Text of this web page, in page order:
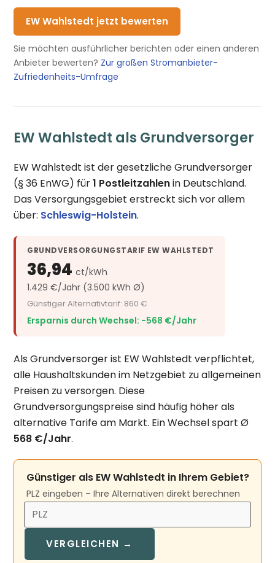
EW Wahlstedt jetzt bewerten
Sie möchten ausführlicher berichten oder einen anderen
Anbieter bewerten? Zur großen Stromanbieter-
Zufriedenheits-Umfrage
EW Wahlstedt als Grundversorger
EW Wahlstedt ist der gesetzliche Grundversorger
(§ 36 EnWG) für1 Postleitzahlenin Deutschland.
Das Versorgungsgebiet erstreckt sich vor allem
über: Schleswig-Holstein.
GRUNDVERSORGUNGSTARIF EW WAHLSTEDT
36,94ct/kWh
1.429 €/Jahr (3.500 kWh Ø)
Günstiger Alternativtarif: 860 €
Ersparnis durch Wechsel: −568 €/Jahr
Als Grundversorger ist EW Wahlstedt verpflichtet,
alle Haushaltskunden im Netzgebiet zu allgemeinen
Preisen zu versorgen. Diese
Grundversorgungspreise sind häufig höher als
alternative Tarife am Markt. Ein Wechsel spart Ø
568 €/Jahr.
Günstiger als EW Wahlstedt in Ihrem Gebiet?
PLZ eingeben – Ihre Alternativen direkt berechnen
VERGLEICHEN →